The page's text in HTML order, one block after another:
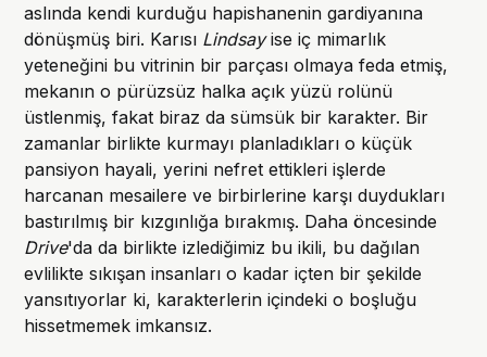
aslında kendi kurduğu hapishanenin gardiyanına
dönüşmüş biri. Karısı Lindsayise iç mimarlık
yeteneğini bu vitrinin bir parçası olmaya feda etmiş,
mekanın o pürüzsüz halka açık yüzü rolünü
üstlenmiş, fakat biraz da sümsük bir karakter. Bir
zamanlar birlikte kurmayı planladıkları o küçük
pansiyon hayali, yerini nefret ettikleri işlerde
harcanan mesailere ve birbirlerine karşı duydukları
bastırılmış bir kızgınlığa bırakmış. Daha öncesinde
Drive'da da birlikte izlediğimiz bu ikili, bu dağılan
evlilikte sıkışan insanları o kadar içten bir şekilde
yansıtıyorlar ki, karakterlerin içindeki o boşluğu
hissetmemek imkansız.